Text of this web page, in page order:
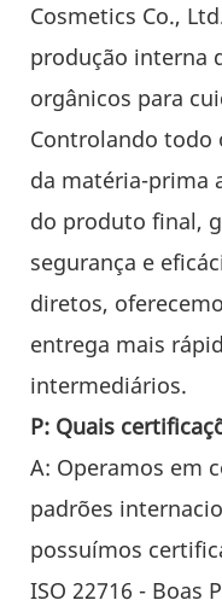
Cosmetics Co.,
produção interna
orgânicos para
Controlando todo
da matéria-prima
do produto final,
segurança e
diretos,
entrega mais
intermediários.
P: Quais
A: Operamos em
padrões
possuímos
ISO 22716 - Boas